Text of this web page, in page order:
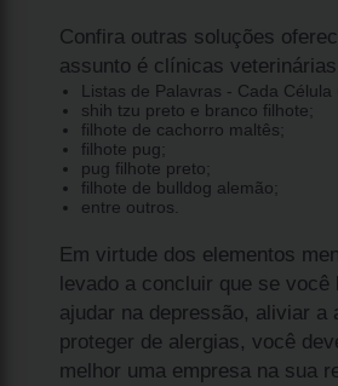
Confira outras soluções
assunto é clínicas
Listas de Palavras - Cada Célula
shih tzu preto e branco filhote;
filhote de cachorro maltês;
filhote pug;
pug filhote preto;
filhote de bulldog alemão;
entre outros.
Em virtude dos elementos
levado a concluir que se você
ajudar na depressão, aliviar a
proteger de alergias, você
melhor uma empresa na sua